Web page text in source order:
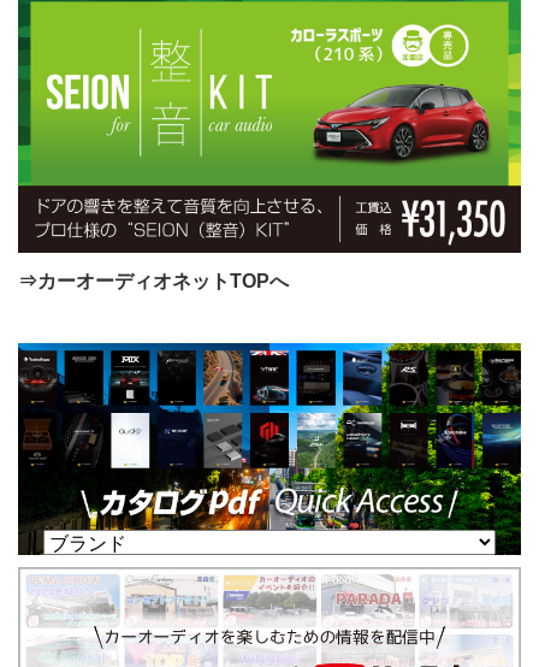
⇒カーオーディオネットTOPへ